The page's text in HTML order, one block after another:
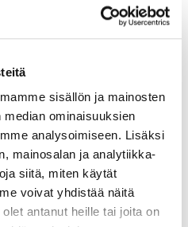
sisällön ja mainosten
ominaisuuksien
analysoimiseen. Lisäksi
mainosalan ja analytiikka-
siitä, miten käytät
voivat yhdistää näitä
antanut heille tai joita on